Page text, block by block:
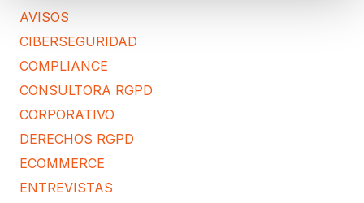
AVISOS
CIBERSEGURIDAD
COMPLIANCE
CONSULTORA RGPD
CORPORATIVO
DERECHOS RGPD
ECOMMERCE
ENTREVISTAS